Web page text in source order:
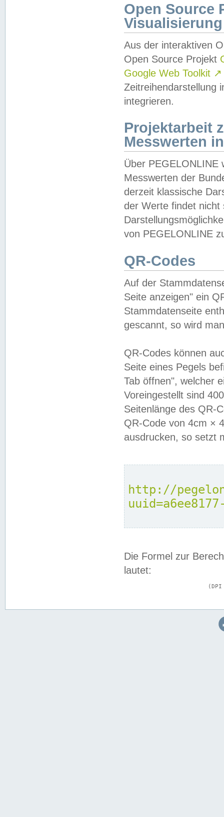
Open Source
Visualisierung
Aus der interaktiven
Open Source Projekt
Google Web Toolkit ↗
Zeitreihendarstellung
integrieren.
Projektarbeit
Messwerten
Über PEGELONLINE
Messwerten der
derzeit klassische
der Werte findet
von PEGELONLINE
QR-Codes
Auf der
Seite anzeigen" ein
Stammdatenseite
gescannt, so wird
QR-Codes können
Seite eines Pegels
Tab öffnen", welcher
Voreingestellt sind
Seitenlänge des QR-
QR-Code von 4cm ×
ausdrucken, so setzt
http://
Die Formel zur
lautet: